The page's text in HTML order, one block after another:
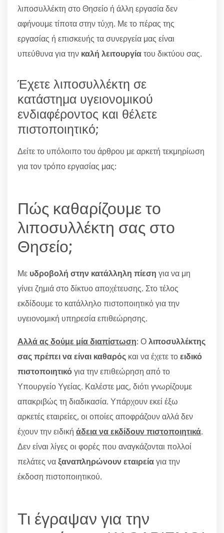
λιποσυλλέκτη στο Θησείο ή άλλη εργασία δεν
αφήνουμε τίποτα στην τύχη. Με το πέρας της
εργασίας ή επισκευής τα συνεργεία μας είναι
υπεύθυνα για την καλή λειτουργίατου δικτύου σας.
Έχετε λιποσυλλέκτη σε
κατάστημα υγειονομικού
ενδιαφέροντος και θέλετε
πιστοποιητικό;
Δείτε το υπόλοιπο του άρθρου με αρκετή τεκμηρίωση
για τον τρόπο εργασίας μας:
Πώς καθαρίζουμε το
λιποσυλλέκτη σας στο
Θησείο;
Με υδροβολή στην κατάλληλη πίεση για να μη
γίνει ζημιά στο δίκτυο αποχέτευσης. Στο τέλος
εκδίδουμε το κατάλληλο πιστοποιητικό για την
υγειονομική υπηρεσία επιθεώρησης.
Αλλά ας δούμε μία διαπίστωση: Ολιποσυλλέκτης
σας πρέπει να είναι καθαρός και να έχετε τοειδικό
πιστοποιητικόγια την επιθεώρηση από το
Υπουργείο Υγείας. Καλέστε μας, διότι γνωρίζουμε
απακριβώς τη διαδικασία. Υπάρχουν εκεί έξω
αρκετές εταιρείες, οι οποίες αποφράζουν αλλά δεν
έχουν την ειδική άδεια να εκδίδουν πιστοποιητικά.
Δεν είναι λίγες οι φορές που αναγκάζονται πολλοί
πελάτες ναξαναπληρώνουν εταιρείαγια την
έκδοση πιστοποιητικού.
Τι έγραψαν για την